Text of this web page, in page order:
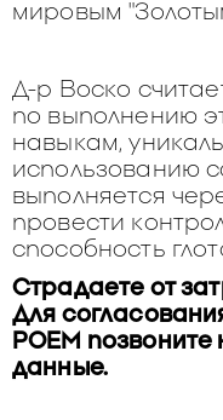
мировым
Д-р Воско
по выполнению
навыкам,
использованию
выполняется
провести
способность
Страдаете от
Для
POEM
данные.